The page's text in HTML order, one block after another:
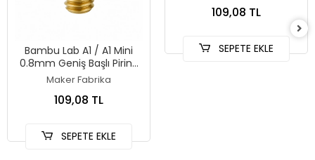
Bambu Lab A1 / A1 Mini
0.8mm Geniş Başlı Pirinç
Nozzle
Maker Fabrika
109,08 TL
SEPETE EKLE
109,08 TL
SEPETE EKLE